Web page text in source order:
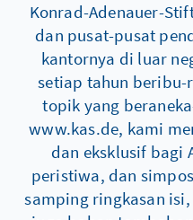
Konrad-Adenauer-
dan pusat-pusat
kantornya di luar
setiap tahun
topik yang
www.kas.de, kami
dan eksklusif bagi
peristiwa, dan
samping ringkasan